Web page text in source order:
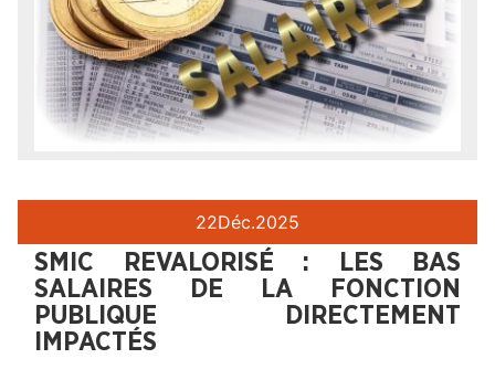
22Déc.2025
SMIC REVALORISÉ : LES BAS
SALAIRES DE LA FONCTION
PUBLIQUE DIRECTEMENT
IMPACTÉS